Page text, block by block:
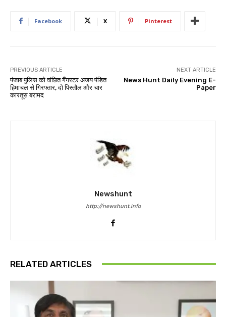
Facebook X Pinterest
PREVIOUS ARTICLE
पंजाब पुलिस को वांछित गैंगस्टर अजय पंडित
हिमाचल से गिरफ्तार, दो पिस्तौल और चार
कारतूस बरामद
NEXT ARTICLE
News Hunt Daily Evening E-
Paper
Newshunt
http://newshunt.info
RELATED ARTICLES